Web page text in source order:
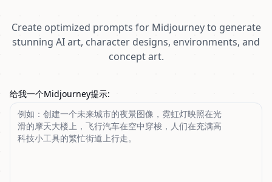
Create optimized prompts for Midjourney to generate
stunning AI art, character designs, environments, and
concept art.
给我一个Midjourney提示: